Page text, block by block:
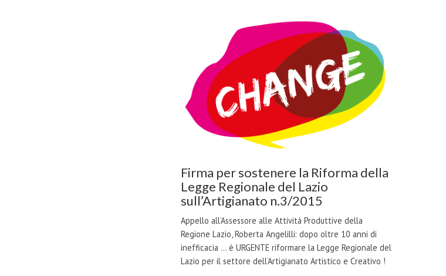
Firma per sostenere la Riforma della
Legge Regionale del Lazio
sull’Artigianato n.3/2015
Appello all’Assessore alle Attività Produttive della
Regione Lazio, Roberta Angelilli: dopo oltre 10 anni di
inefficacia ... è URGENTE riformare la Legge Regionale del
Lazio per il settore dell’Artigianato Artistico e Creativo !